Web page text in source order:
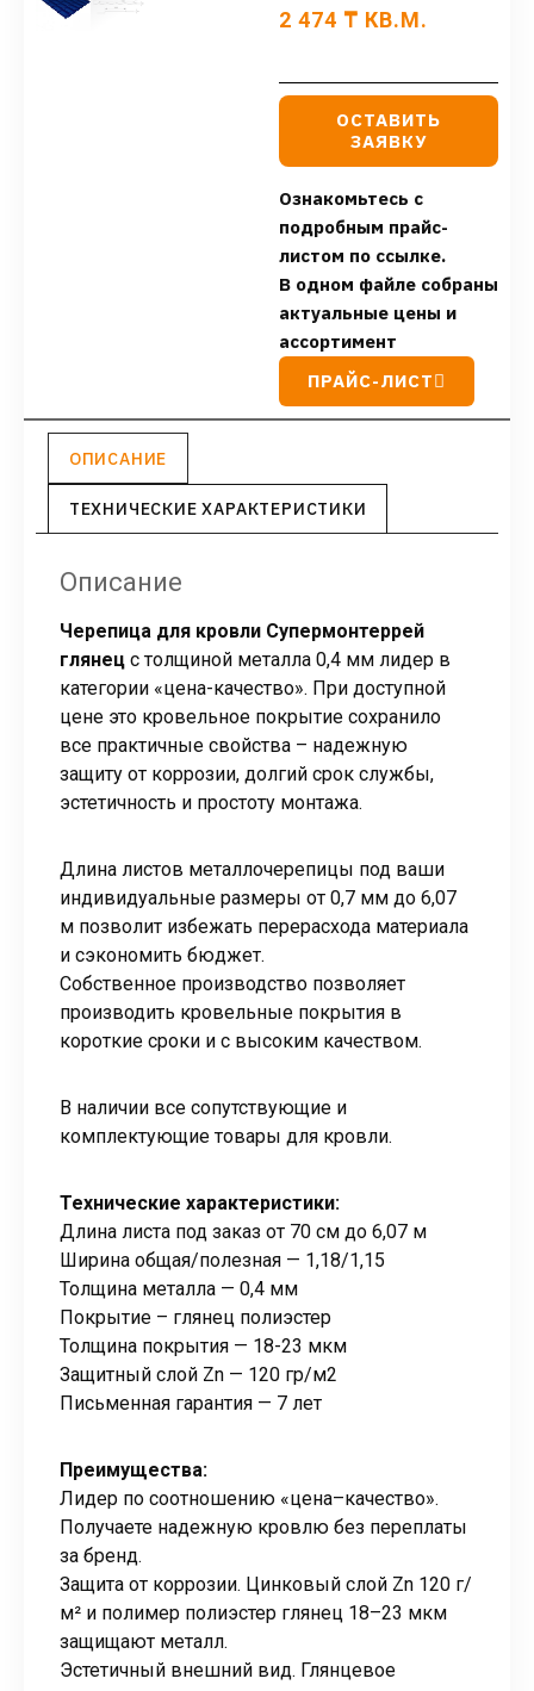
2 474 ₸ КВ.М.
ОСТАВИТЬ
ЗАЯВКУ
Ознакомьтесь с
подробным прайс-
листом по ссылке.
В одном файле собраны
актуальные цены и
ассортимент
ПРАЙС-ЛИСТ
ОПИСАНИЕ
ТЕХНИЧЕСКИЕ ХАРАКТЕРИСТИКИ
Описание
Черепица для кровли Супермонтеррей
глянец с толщиной металла 0,4 мм лидер в
категории «цена-качество». При доступной
цене это кровельное покрытие сохранило
все практичные свойства – надежную
защиту от коррозии, долгий срок службы,
эстетичность и простоту монтажа.
Длина листов металлочерепицы под ваши
индивидуальные размеры от 0,7 мм до 6,07
м позволит избежать перерасхода материала
и сэкономить бюджет.
Собственное производство позволяет
производить кровельные покрытия в
короткие сроки и с высоким качеством.
В наличии все сопутствующие и
комплектующие товары для кровли.
Технические характеристики:
Длина листа под заказ от 70 см до 6,07 м
Ширина общая/полезная — 1,18/1,15
Толщина металла — 0,4 мм
Покрытие – глянец полиэстер
Толщина покрытия — 18-23 мкм
Защитный слой Zn — 120 гр/м2
Письменная гарантия — 7 лет
Преимущества:
Лидер по соотношению «цена–качество».
Получаете надежную кровлю без переплаты
за бренд.
Защита от коррозии. Цинковый слой Zn 120 г/
м² и полимер полиэстер глянец 18–23 мкм
защищают металл.
Эстетичный внешний вид. Глянцевое